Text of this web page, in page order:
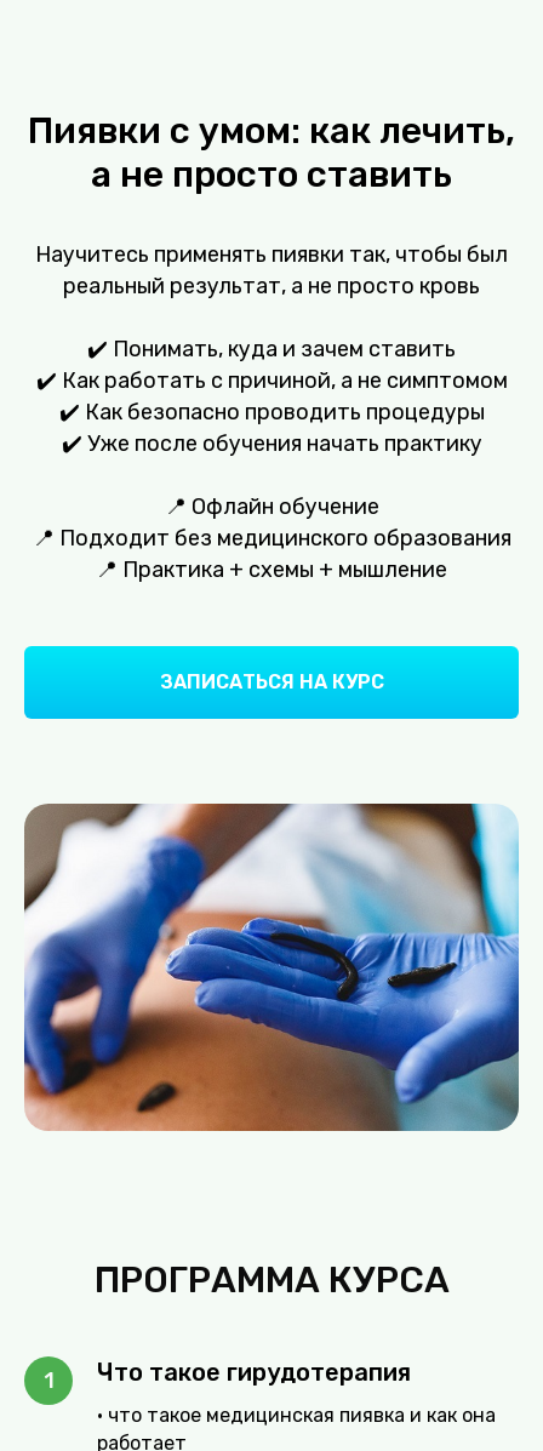
Пиявки с умом: как лечить,
а не просто ставить
Научитесь применять пиявки так, чтобы был
реальный результат, а не просто кровь
✔️ Понимать, куда и зачем ставить
✔️ Как работать с причиной, а не симптомом
✔️ Как безопасно проводить процедуры
✔️ Уже после обучения начать практику
📍 Офлайн обучение
📍 Подходит без медицинского образования
📍 Практика + схемы + мышление
ЗАПИСАТЬСЯ НА КУРС
ПРОГРАММА КУРСА
Что такое гирудотерапия
• что такое медицинская пиявка и как она
работает